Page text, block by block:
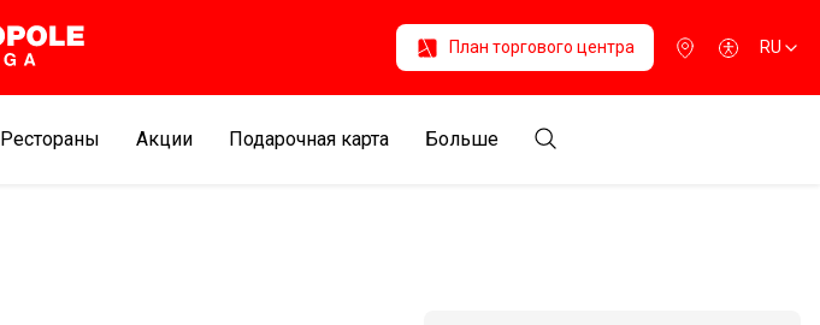
План торгового центра RU
Рестораны Aкции Подарочная карта Больше